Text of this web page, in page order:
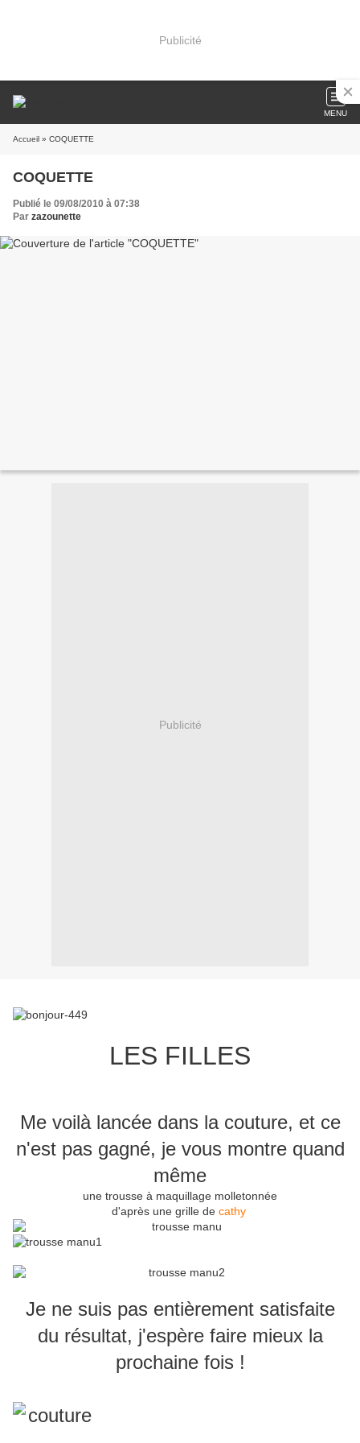
Publicité
MENU
Accueil » COQUETTE
COQUETTE
Publié le 09/08/2010 à 07:38
Par zazounette
Publicité
LES FILLES
Me voilà lancée dans la couture, et ce
n'est pas gagné, je vous montre quand
même
une trousse à maquillage molletonnée
d'après une grille de cathy
Je ne suis pas entièrement satisfaite
du résultat, j'espère faire mieux la
prochaine fois !